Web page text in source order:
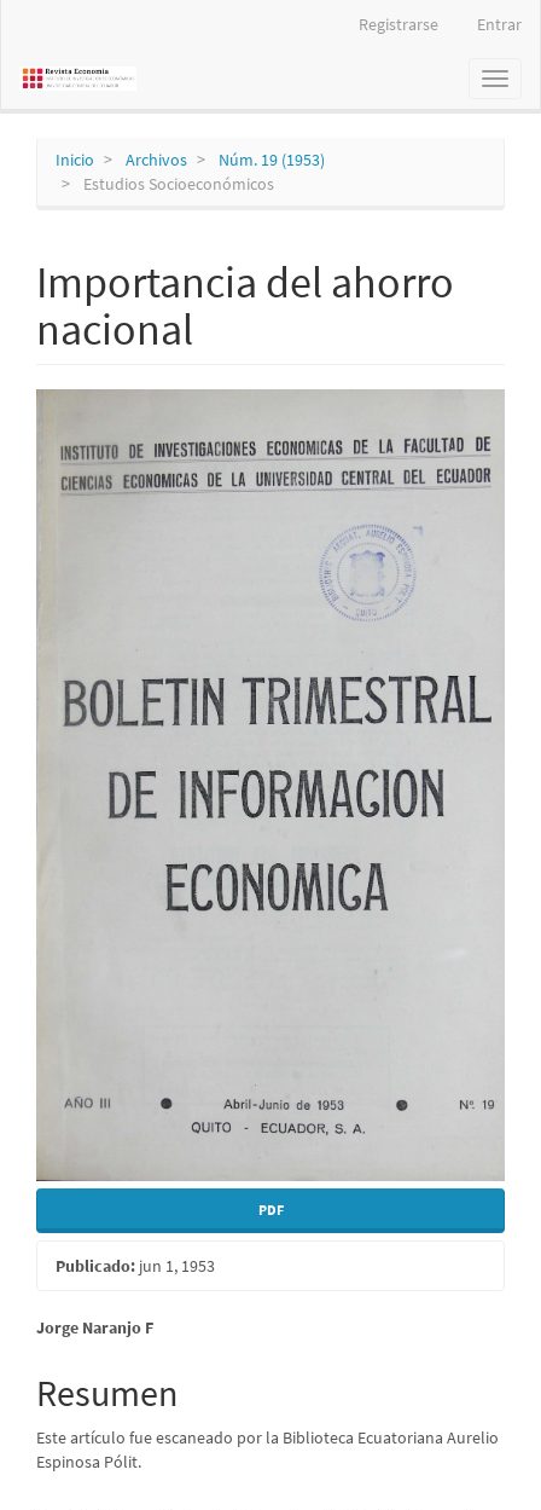
principal
Registrarse Entrar
Toggle
Inicio Archivos
Núm. 19 (1953)
Estudios Socioeconómicos
Importancia del ahorro
nacional
Barra
lateral
del
PDF
Publicado: jun 1, 1953
Contenido
principal
del
artículo
Jorge Naranjo F
Resumen
Este artículo fue escaneado por la Biblioteca Ecuatoriana Aurelio
Espinosa Pólit.